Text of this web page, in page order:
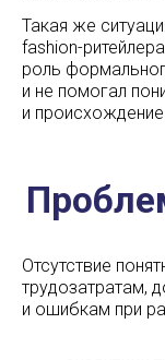
Такая же
fashion-
роль
и не помогал
и
Отсутствие
трудозатратам,
и ошибкам при
Цель